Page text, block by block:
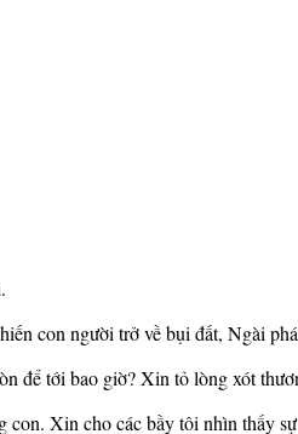
con người trở về bụi đất, Ngài
để tới bao giờ? Xin tỏ lòng xót
Xin cho các bầy tôi nhìn thấy